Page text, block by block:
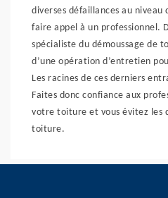
diverses défaillances au
faire appel à un professionnel.
spécialiste du démoussage de
d’une opération d’entretien
Les racines de ces derniers
Faites donc confiance aux
votre toiture et vous évitez les
toiture.